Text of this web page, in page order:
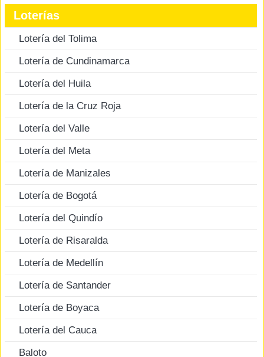
Loterías
Lotería del Tolima
Lotería de Cundinamarca
Lotería del Huila
Lotería de la Cruz Roja
Lotería del Valle
Lotería del Meta
Lotería de Manizales
Lotería de Bogotá
Lotería del Quindío
Lotería de Risaralda
Lotería de Medellín
Lotería de Santander
Lotería de Boyaca
Lotería del Cauca
Baloto